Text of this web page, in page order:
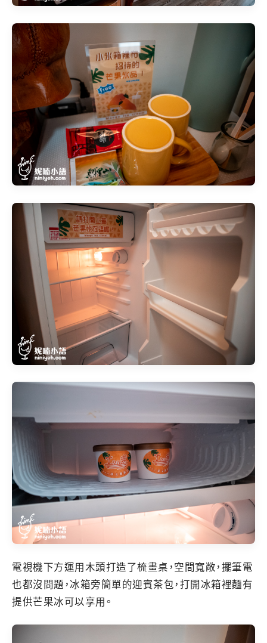
電視機下方運用木頭打造了梳畫桌，空間寬敞，擺筆電
也都沒問題，冰箱旁簡單的迎賓茶包，打開冰箱裡麵有
提供芒果冰可以享用。